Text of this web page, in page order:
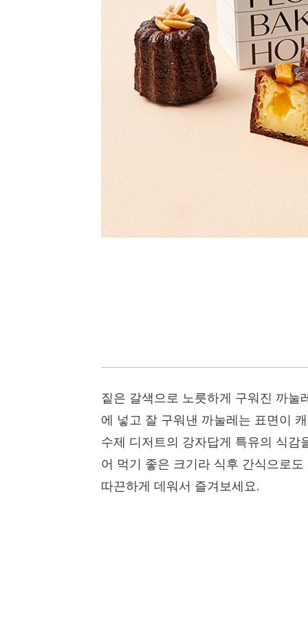
짙은 갈색으로 노릇하게 구워진 까눌
에 넣고 잘 구워낸 까눌레는 표면이
수제 디저트의 강자답게 특유의 식감
어 먹기 좋은 크기라 식후 간식으로
따끈하게 데워서 즐겨보세요.